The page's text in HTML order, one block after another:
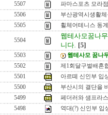
5507
파마스포츠 모라
5506
부산광역시생활
5505
휠체어테니스 동
5504
웹테사모꿈나
니다. [5]
5503
웹테사모 꿈나
5502
제1회달구벌배혼
5501
아르떼 신인부 입
5500
부산시의 결단을
5499
페더러와 샘프라
5498
역대(?) 신인부 입